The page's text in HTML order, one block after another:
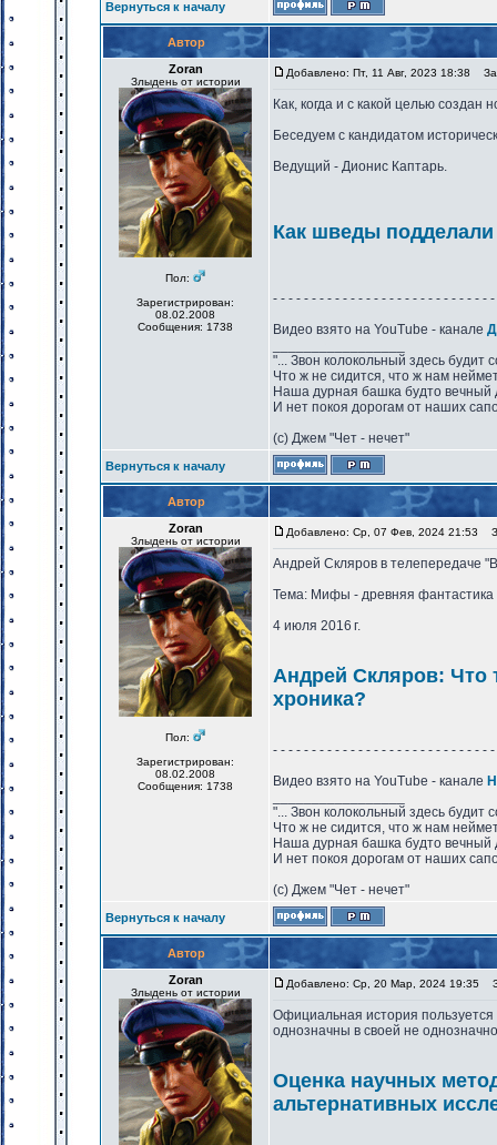
Вернуться к началу
Автор
Zoran
Злыдень от истории
Пол:
Зарегистрирован:
08.02.2008
Сообщения: 1738
Добавлено: Пт, 11 Авг, 2023 18:38
Как, когда и с какой целью
Беседуем с кандидатом
Ведущий - Дионис Каптарь.
Как шведы
- - - - - - - - - - - - - - - - - - - - - - - - - - - - -
Видео взято на YouTube - канале
"... Звон колокольный здесь будит
Что ж не сидится, что ж нам
Наша дурная башка будто вечный
И нет покоя дорогам от наших
(с) Джем "Чет - нечет"
Вернуться к началу
Автор
Zoran
Злыдень от истории
Пол:
Зарегистрирован:
08.02.2008
Сообщения: 1738
Добавлено: Ср, 07 Фев, 2024 21:53
Андрей Скляров в телепередаче
Тема: Мифы - древняя фантастика
4 июля 2016 г.
Андрей Скляров: Что
хроника?
- - - - - - - - - - - - - - - - - - - - - - - - - - - - -
Видео взято на YouTube - канале
"... Звон колокольный здесь будит
Что ж не сидится, что ж нам
Наша дурная башка будто вечный
И нет покоя дорогам от наших
(с) Джем "Чет - нечет"
Вернуться к началу
Автор
Zoran
Злыдень от истории
Добавлено: Ср, 20 Мар, 2024 19:35
Официальная история
однозначны в своей не
Оценка научных
альтернативных